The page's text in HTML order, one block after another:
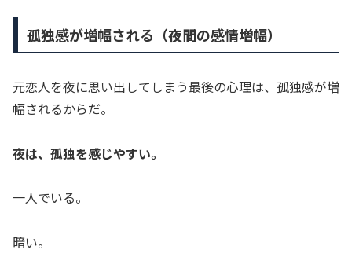
孤独感が増幅される（夜間の感情増幅）
元恋人を夜に思い出してしまう最後の心理は、孤独感が増
幅されるからだ。
夜は、孤独を感じやすい。
一人でいる。
暗い。